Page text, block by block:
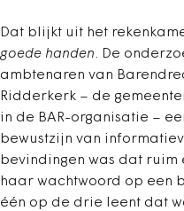
Dat blijkt uit het
goede handen. De
ambtenaren van
Ridderkerk – de
in de BAR-organisatie –
bewustzijn van
bevindingen was dat ruim
haar wachtwoord op een
één op de drie leent dat